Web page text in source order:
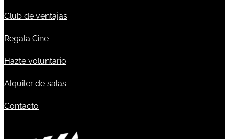
Club de ventajas
Regala Cine
Hazte voluntario
Alquiler de salas
Contacto